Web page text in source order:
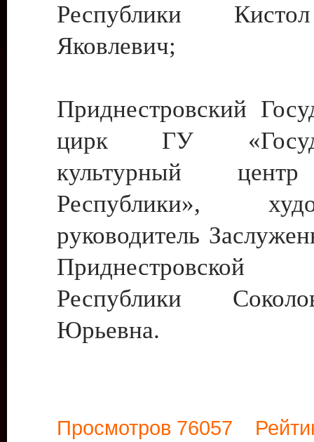
Республики
Яковлевич;
Приднестровский
цирк ГУ
культурный
Республики»,
руководитель
Приднестровской
Республики
Юрьевна.
Просмотров 76057